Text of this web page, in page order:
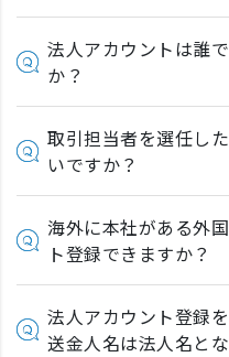
法人アカウントは誰
か？
取引担当者を選任し
いですか？
海外に本社がある外
ト登録できますか？
法人アカウント登録
送金人名は法人名と